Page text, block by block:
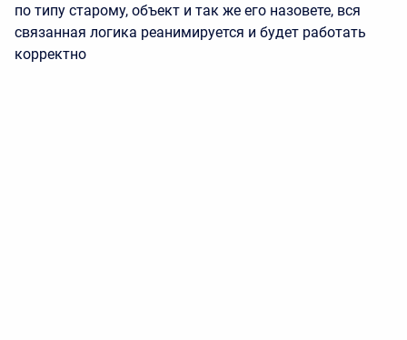
по типу старому, объект и так же его назовете, вся
связанная логика реанимируется и будет работать
корректно